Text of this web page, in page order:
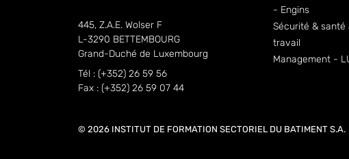
445, Z.A.E. Wolser F
L-3290 BETTEMBOURG
Grand-Duché de Luxembourg
Tél : (+352) 26 59 56
Fax : (+352) 26 59 07 44
- Engins
Sécurité & santé
travail
Management -
© 2026 INSTITUT DE FORMATION SECTORIEL DU BATIMENT S.A.